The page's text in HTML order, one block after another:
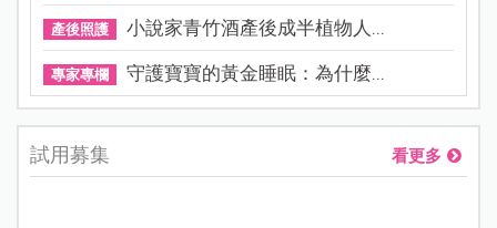
產後照護 小說家青竹酒產後成半植物人...
專家專欄 守護寶寶的黃金睡眠：為什麼...
試用募集 看更多